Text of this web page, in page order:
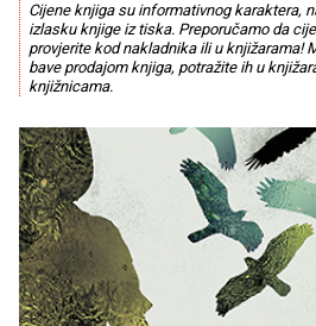
Cijene knjiga su informativnog karaktera,
izlasku knjige iz tiska. Preporučamo da
provjerite kod nakladnika ili u knjižarama!
bave prodajom knjiga, potražite ih u
knjižnicama.